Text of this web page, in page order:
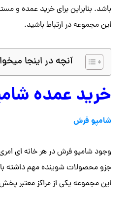
باشد. بنابراین برای خرید عمده و
این مجموعه در ارتباط باشید.
آنچه در اینجا
خرید عمده
شامپو فرش
وجود شامپو فرش در هر خانه ای
جزو محصولات شوینده مهم داشته
این مجموعه یکی از مراکز معتبر